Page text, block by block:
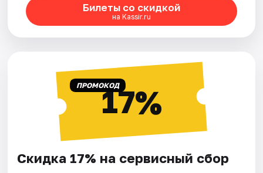
Билеты со скидкой
на Kassir.ru
ПРОМОКОД17%
Скидка 17% на сервисный сбор